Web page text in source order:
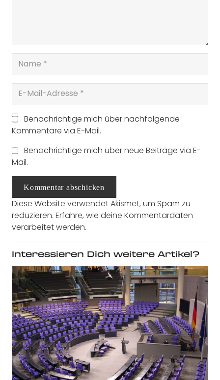
Benachrichtige mich über nachfolgende
Kommentare via E-Mail.
Benachrichtige mich über neue Beiträge via E-
Mail.
Kommentar abschicken
Diese Website verwendet Akismet, um Spam zu
reduzieren. Erfahre, wie deine Kommentardaten
verarbeitet werden.
Interessieren Dich weitere Artikel?